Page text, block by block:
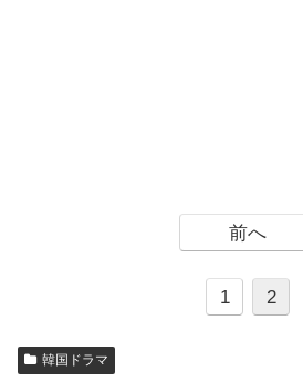
前へ
1 2
韓国ドラマ